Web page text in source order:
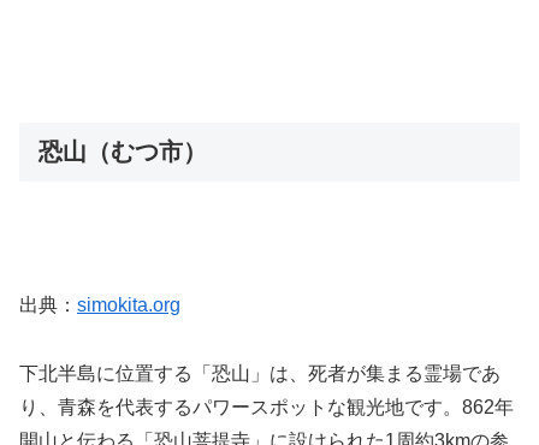
恐山（むつ市）
出典： simokita.org
下北半島に位置する「恐山」は、死者が集まる霊場であ
り、青森を代表するパワースポットな観光地です。862年